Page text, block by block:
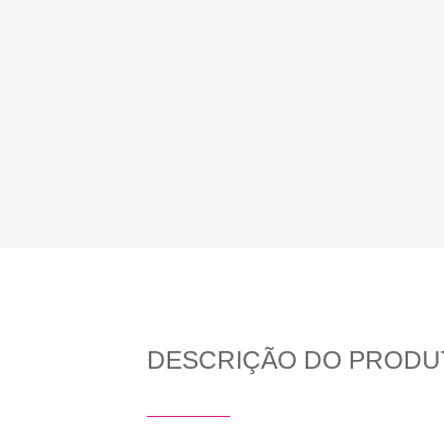
DESCRIÇÃO DO